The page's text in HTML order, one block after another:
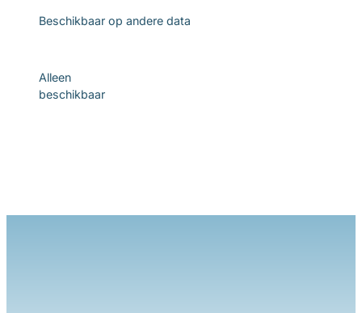
Beschikbaar op andere data
Alleen
beschikbaar